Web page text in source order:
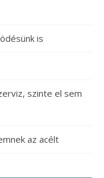
is
szinte el sem
az acélt